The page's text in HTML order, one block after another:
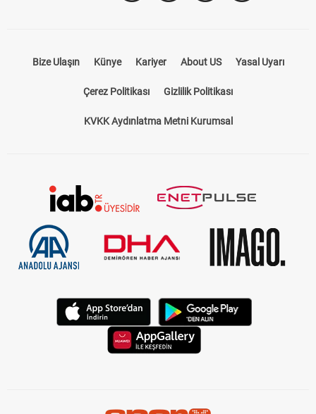
Bize Ulaşın Künye Kariyer About US Yasal Uyarı
Çerez Politikası Gizlilik Politikası
KVKK Aydınlatma Metni Kurumsal